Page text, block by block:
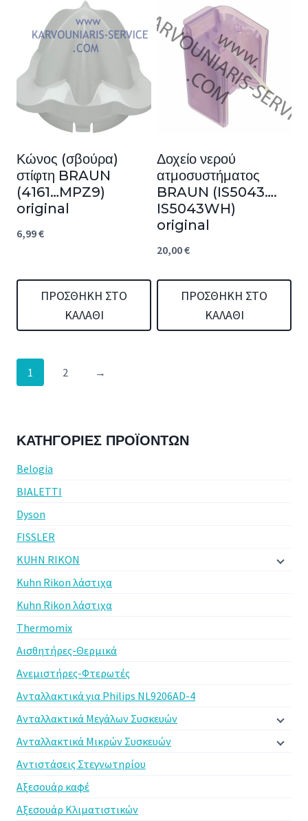
Κώνος (σβούρα)
στίφτη BRAUN
(4161…MPZ9)
original
6,99€
ΠΡΟΣΘΉΚΗ ΣΤΟ
ΚΑΛΆΘΙ
Δοχείο νερού
ατμοσυστήματος
BRAUN (IS5043….
IS5043WH)
original
20,00€
ΠΡΟΣΘΉΚΗ ΣΤΟ
ΚΑΛΆΘΙ
1 2 →
ΚΑΤΗΓΟΡΊΕΣ ΠΡΟΪΌΝΤΩΝ
Belogia
BIALETTI
Dyson
FISSLER
KUHN RIKON
Kuhn Rikon λάστιχα
Kuhn Rikon λάστιχα
Thermomix
Αισθητήρες-Θερμικά
Ανεμιστήρες-Φτερωτές
Ανταλλακτικά για Philips NL9206AD-4
Ανταλλακτικά Μεγάλων Συσκευών
Ανταλλακτικά Μικρών Συσκευών
Αντιστάσεις Στεγνωτηρίου
Αξεσουάρ καφέ
Αξεσουάρ Κλιματιστικών